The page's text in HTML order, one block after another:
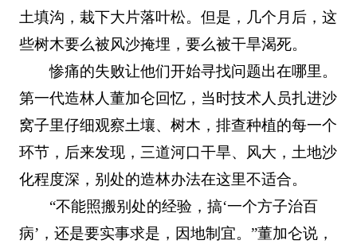
土填沟，栽下大片落叶松。但是，几个月后，这
些树木要么被风沙掩埋，要么被干旱渴死。
惨痛的失败让他们开始寻找问题出在哪里。
第一代造林人董加仑回忆，当时技术人员扎进沙
窝子里仔细观察土壤、树木，排查种植的每一个
环节，后来发现，三道河口干旱、风大，土地沙
化程度深，别处的造林办法在这里不适合。
“不能照搬别处的经验，搞‘一个方子治百
病’，还是要实事求是，因地制宜。”董加仑说，